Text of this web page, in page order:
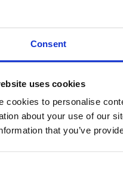
Consent
uses cookies
cookies to personalise
about your use of our
that you’ve